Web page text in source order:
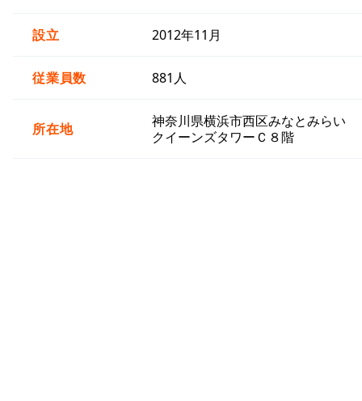
設立 2012年11月
従業員数 881人
所在地
神奈川県横浜市西区みなとみらい
クイーンズタワーＣ８階